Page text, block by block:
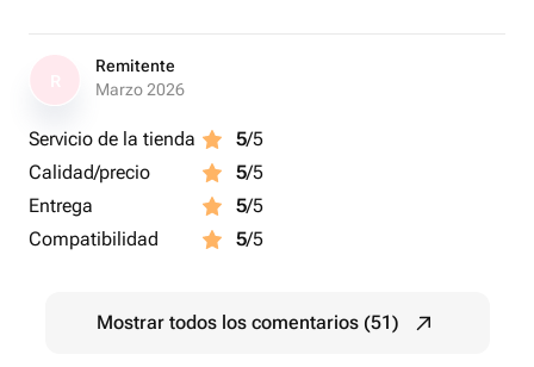
Remitente
Marzo 2026
Servicio de la tienda 5/5
Calidad/precio
5/5
Entrega
5/5
Compatibilidad
5/5
Mostrar todos los comentarios (51)